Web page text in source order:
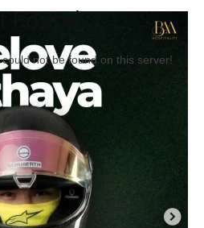
Found
not be found on this server!